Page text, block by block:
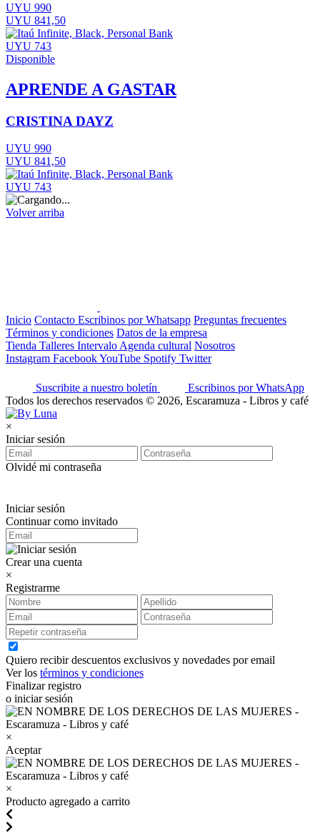
UYU 990
UYU 841,50
UYU 743
Disponible
APRENDE A GASTAR
CRISTINA DAYZ
UYU 990
UYU 841,50
UYU 743
Volver arriba
Inicio Contacto Escribinos por Whatsapp Preguntas frecuentes
Términos y condiciones Datos de la empresa
Tienda Talleres Intervalo Agenda cultural Nosotros
Instagram FacebookYouTube Spotify Twitter
Suscribite a nuestro boletín
Escribinos por WhatsApp
Todos los derechos reservados © 2026, Escaramuza - Libros y café
×
Iniciar sesión
Olvidé mi contraseña
Iniciar sesión
Continuar como invitado
Crear una cuenta
×
Registrarme
Quiero recibir descuentos exclusivos y novedades por email
Ver los términos y condiciones
Finalizar registro
o iniciar sesión
×
Aceptar
×
Producto agregado a carrito